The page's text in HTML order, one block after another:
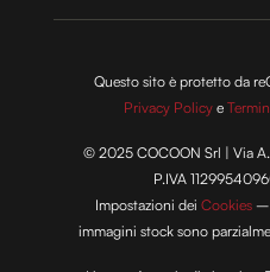
Questo sito è protetto da
Privacy Policy e
© 2025 COCOON Srl | Via
P.IVA
Impostazioni deiCookies
immagini stock sono